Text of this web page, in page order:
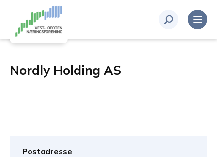
Nordly Holding AS
Postadresse